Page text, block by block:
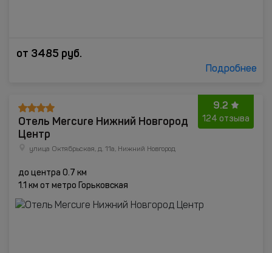
от 3485 руб.
Подробнее
9.2
124 отзыва
Отель Mercure Нижний Новгород
Центр
улица Октябрьская, д. 11а, Нижний Новгород
до центра 0.7 км
1.1 км от метро Горьковская